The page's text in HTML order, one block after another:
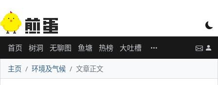
首页 树洞 无聊图 鱼塘 热榜 大吐槽
主页 环境及气候 文章正文